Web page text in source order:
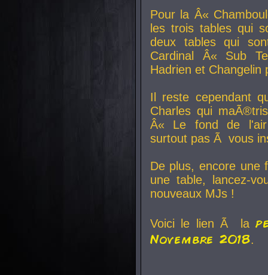
Pour la Â«
les trois tables qui
deux tables qui
Cardinal
Â« Sub
Hadrien et Changelin
Il reste cependant
Charles qui
Â« Le fond de
surtout pas Ã vous
De plus, encore une
une table, lancez-
nouveaux MJs !
Voici le lien Ã la
Novembre 2018.